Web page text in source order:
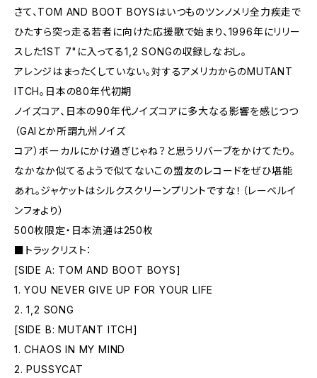
さて、TOM AND BOOT BOYSはいつものツンノメリ全力疾走で
ひたすら突っ走る若者に向けた応援歌で始まり、1996年にリリー
スした1ST 7"に入ってる1,2 SONGの収録しなおし。
アレンジはまったくしていない。対するアメリカからのMUTANT
ITCH。日本の80年代初期
ノイズコア、日本の90年代ノイズコアに多大なる影響を感じつつ
（GAIとか所謂九州ノイズ
コア）ボーカルにかけ過ぎじゃね？と思うリバーブをかけてたり。
なかなか似てるようで似てないこの盟友のレコードをぜひ堪能
あれ。ジャケットはシルクスクリーンプリントですな！（レーベルイ
ンフォより）
500枚限定・日本流通は250枚
■トラックリスト：
[SIDE A: TOM AND BOOT BOYS]
1. YOU NEVER GIVE UP FOR YOUR LIFE
2. 1,2 SONG
[SIDE B: MUTANT ITCH]
1. CHAOS IN MY MIND
2. PUSSYCAT